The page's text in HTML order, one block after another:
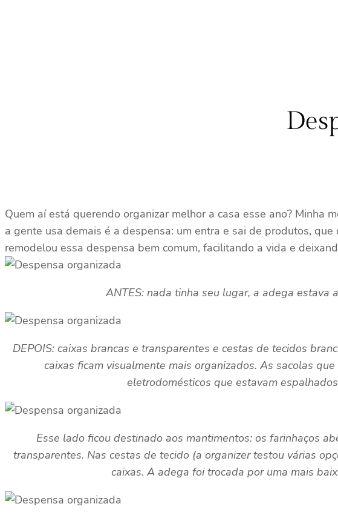
Quem aí está querendo organizar melhor a casa esse ano? Minha
a gente usa demais é a despensa: um entra e sai de produtos,
remodelou essa despensa bem comum, facilitando a vida e
ANTES: nada tinha seu lugar, a adega estava
DEPOIS: caixas brancas e transparentes e cestas de tecidos
caixas ficam visualmente mais organizados. As sacolas
eletrodomésticos que estavam
Esse lado ficou destinado aos mantimentos: os farinhaços
transparentes. Nas cestas de tecido (a organizer testou várias
caixas. A adega foi trocada por uma mais